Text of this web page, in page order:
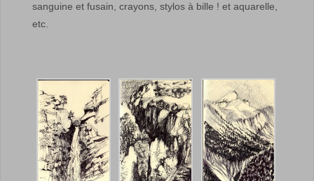
sanguine et fusain, crayons, stylos à bille ! et aquarelle,
etc.